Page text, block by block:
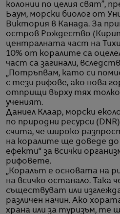
колонии по целия свят”,
Баум, морски биолог от
Виктория в Канада. За
остров Рождество
централната част на
10% от коралите са
част са загинали,
„Потръпвам, като си
с тези рифове, ако нова
отприщи върху тях
ученият.
Даниел Клаар, морски
по природни ресурси
счита, че широко
на коралите ще доведе до
ефекти“ за всички
рифовете.
„Коралът е основата на
на всичко останало. Така
съществуват или
различен начин. Ако
храна или за туризъм, те